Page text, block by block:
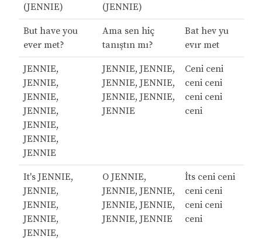
(JENNIE)
(JENNIE)
But have you
ever met?
Ama sen hiç
tanıştın mı?
Bat hev yu
evır met
JENNIE,
JENNIE,
JENNIE,
JENNIE,
JENNIE,
JENNIE,
JENNIE
JENNIE, JENNIE,
JENNIE, JENNIE,
JENNIE, JENNIE,
JENNIE
Ceni ceni
ceni ceni
ceni ceni
ceni
It's JENNIE,
JENNIE,
JENNIE,
JENNIE,
JENNIE,
O JENNIE,
JENNIE, JENNIE,
JENNIE, JENNIE,
JENNIE, JENNIE
İts ceni ceni
ceni ceni
ceni ceni
ceni